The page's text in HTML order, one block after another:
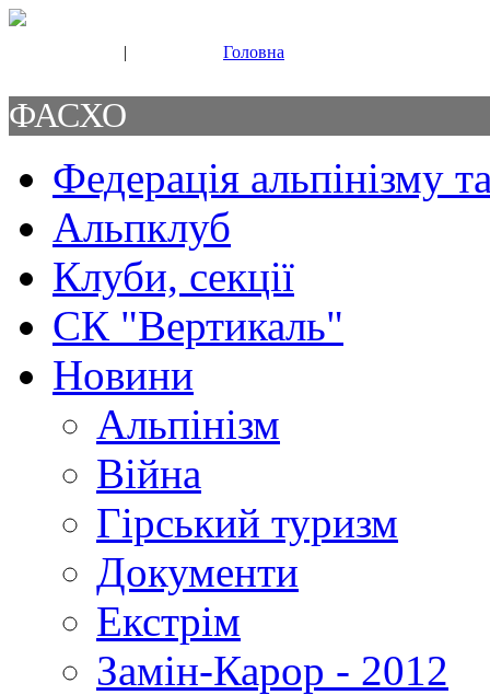
| Головна
ФАСХО
Федерація альпінізму
Альпклуб
Клуби, секції
СК "Вертикаль"
Новини
Альпінізм
Війна
Гірський туризм
Документи
Екстрім
Замін-Карор - 2012